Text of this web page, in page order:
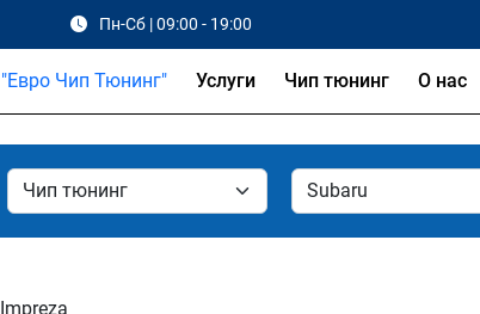
Пн-Сб | 09:00 - 19:00
Услуги Чип тюнинг О нас
Impreza